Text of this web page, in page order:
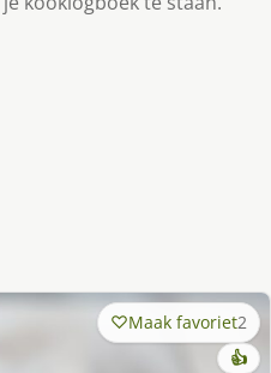
Maak favoriet2
👍